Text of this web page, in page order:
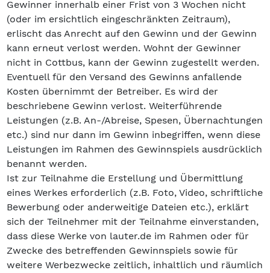
Gewinner innerhalb einer Frist von 3 Wochen nicht
(oder im ersichtlich eingeschränkten Zeitraum),
erlischt das Anrecht auf den Gewinn und der Gewinn
kann erneut verlost werden. Wohnt der Gewinner
nicht in Cottbus, kann der Gewinn zugestellt werden.
Eventuell für den Versand des Gewinns anfallende
Kosten übernimmt der Betreiber. Es wird der
beschriebene Gewinn verlost. Weiterführende
Leistungen (z.B. An-/Abreise, Spesen, Übernachtungen
etc.) sind nur dann im Gewinn inbegriffen, wenn diese
Leistungen im Rahmen des Gewinnspiels ausdrücklich
benannt werden.
Ist zur Teilnahme die Erstellung und Übermittlung
eines Werkes erforderlich (z.B. Foto, Video, schriftliche
Bewerbung oder anderweitige Dateien etc.), erklärt
sich der Teilnehmer mit der Teilnahme einverstanden,
dass diese Werke von lauter.de im Rahmen oder für
Zwecke des betreffenden Gewinnspiels sowie für
weitere Werbezwecke zeitlich, inhaltlich und räumlich